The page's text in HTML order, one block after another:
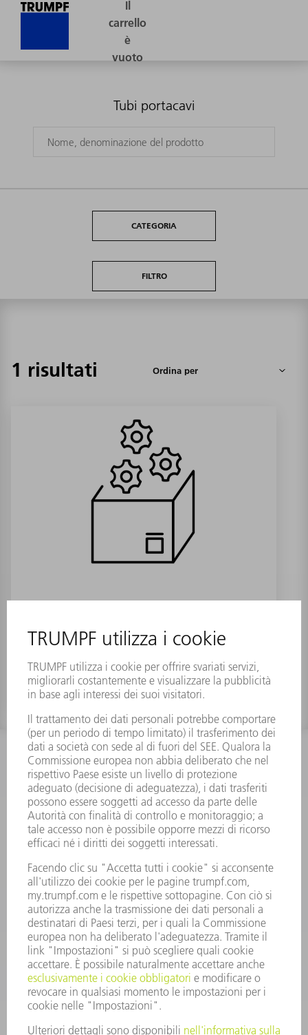
Tubi portacavi
CATEGORIA
FILTRO
1 risultati
Numero materiale:1322654
INFORMAZIONE
Domande frequenti
Condizioni generali di contratto
CONTATTO
RICAMBI TRUMPF ITALIA
lunedì a venerdì: 08:30 – 18:00
ricambi@trumpf.com
CONTATTO
UTENSILI TRUMPF ITALIA
+39 02 48489482
lunedì a venerdì: 08:00 – 18:00
utensili@trumpf.com